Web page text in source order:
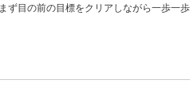
ず目の前の目標をクリアしながら一歩一